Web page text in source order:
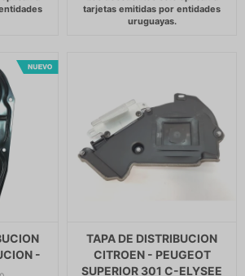
-
TAPA DE DISTRIBUCION
CITROEN - PEUGEOT
SUPERIOR 301 C-ELYSEE